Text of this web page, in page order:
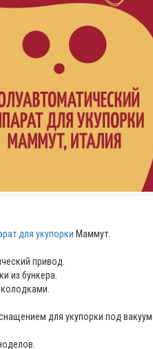
для укупорки Маммут.
привод.
из бункера.
для укупорки под